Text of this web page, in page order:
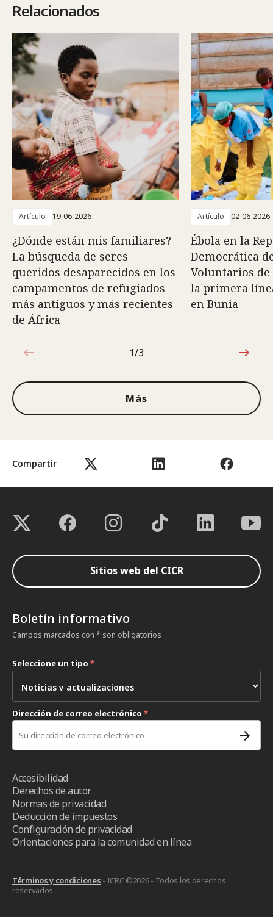
Compartir
Relacionados
Artículo 19-06-2026
¿Dónde están mis familiares?
La búsqueda de seres
queridos desaparecidos en los
campamentos de refugiados
más antiguos y más recientes
de África
Artículo 02-06-2026
Ébola en la
Democrática
Voluntarios de
la primera
en Bunia
1de3
1/3
Más
Sitios web del CICR
Boletín informativo
Campos marcados con * son obligatorios
Seleccione un tipo *
Dirección de correo electrónico *
Accesibilidad
Derechos de autor
Normas de privacidad
Deducción de impuestos
Configuración de privacidad
Orientaciones para la comunidad en línea
Términos y condiciones - ICRC ©2026 - Todos los derechos
reservados